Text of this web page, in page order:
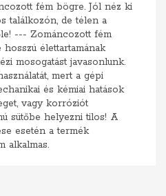
fém bögre. Jól néz ki
találkozón, de télen a
--- Zománcozott fém
élettartamának
mosogatást javasonlunk.
mert a gépi
és kémiai hatások
vagy korróziót
sütőbe helyezni tilos! A
esetén a termék
alkalmas.